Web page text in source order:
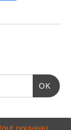
OK
nouveau